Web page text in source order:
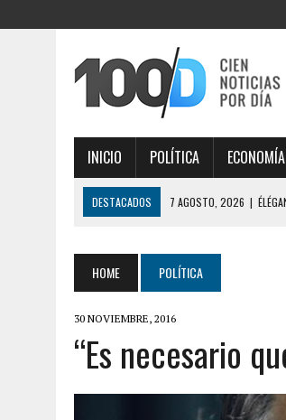
INICIO POLÍTICA ECONOMÍA
DESTACADOS 7 AGOSTO, 2026 |
ESTRATÉGIAS
7 AGOSTO, 2026 | IMPORTANTE ANÁLISE
7 AGOSTO, 2026 |
7 AGOSTO, 2026 | SÉCURITÉ MAXIMALE,
HOME POLÍTICA
30 NOVIEMBRE, 2016
“Es necesario